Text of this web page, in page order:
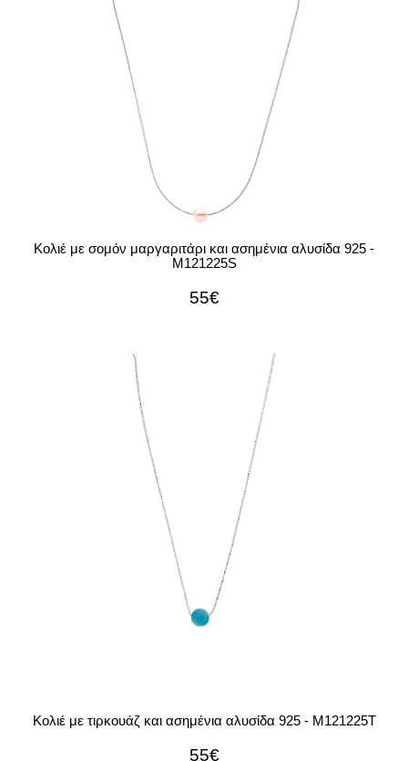
Κολιέ με σομόν μαργαριτάρι και ασημένια αλυσίδα 925 -
M121225S
55€
Κολιέ με τιρκουάζ και ασημένια αλυσίδα 925 - M121225T
55€